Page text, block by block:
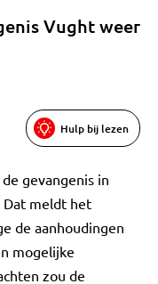
Vught weer
Hulp bij lezen
gevangenis in
Dat meldt het
de aanhoudingen
mogelijke
zou de